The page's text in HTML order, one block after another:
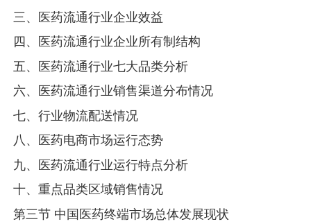
三、医药流通行业企业效益
四、医药流通行业企业所有制结构
五、医药流通行业七大品类分析
六、医药流通行业销售渠道分布情况
七、行业物流配送情况
八、医药电商市场运行态势
九、医药流通行业运行特点分析
十、重点品类区域销售情况
第三节 中国医药终端市场总体发展现状